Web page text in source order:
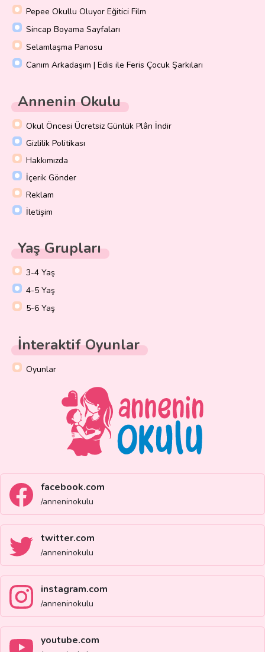
Pepee Okullu Oluyor Eğitici Film
Sincap Boyama Sayfaları
Selamlaşma Panosu
Canım Arkadaşım | Edis ile Feris Çocuk Şarkıları
Annenin Okulu
Okul Öncesi Ücretsiz Günlük Plân İndir
Gizlilik Politikası
Hakkımızda
İçerik Gönder
Reklam
İletişim
Yaş Grupları
3-4 Yaş
4-5 Yaş
5-6 Yaş
İnteraktif Oyunlar
Oyunlar
facebook.com
/anneninokulu
twitter.com
/anneninokulu
instagram.com
/anneninokulu
youtube.com